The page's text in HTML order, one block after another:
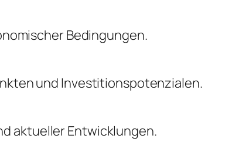
Bedingungen.
und Investitionspotenzialen.
aktueller Entwicklungen.